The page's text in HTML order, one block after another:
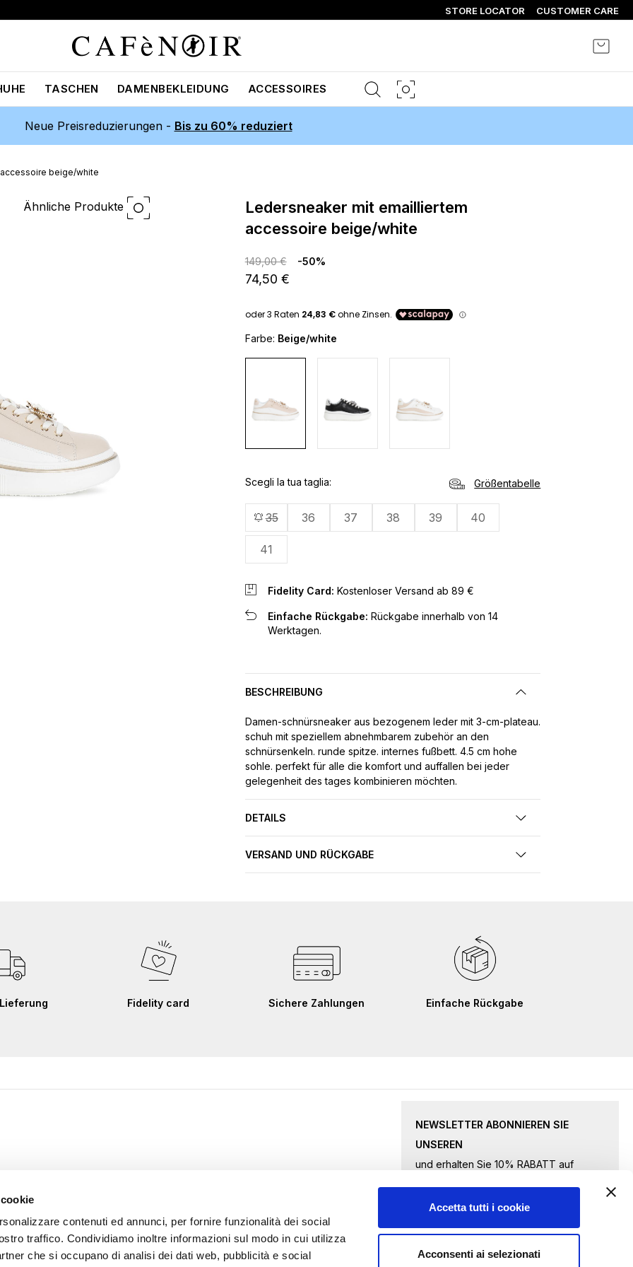
contenuti ed annunci, per fornire funzionalità dei social
traffico. Condividiamo inoltre informazioni sul modo in cui utilizza
che si occupano di analisi dei dati web, pubblicità e social
Accetta tutti i cookie
Acconsenti ai selezionati
STORE LOCATOR CUSTOMER CARE
Mein
TASCHEN DAMENBEKLEIDUNG ACCESSOIRES
Neue Preisreduzierungen - Bis zu 60% reduziert
beige/white
Ähnliche Produkte
ledersneaker mit emailliertem
accessoire beige/white
149,00 € -50%
74,50 €
Farbe: Beige/white
Scegli la tua taglia
35 36 37 38 39 40
41
Größentabelle
Fidelity Card: Kostenloser Versand ab 89 €
Einfache Rückgabe: Rückgabe innerhalb von 14
Werktagen.
BESCHREIBUNG
Damen-schnürsneaker aus bezogenem leder mit 3-cm-plateau.
schuh mit speziellem abnehmbarem zubehör an den
schnürsenkeln. runde spitze. internes fußbett. 4.5 cm hohe
sohle. perfekt für alle die komfort und auffallen bei jeder
gelegenheit des tages kombinieren möchten.
DETAILS
VERSAND UND RÜCKGABE
Fidelity card Sichere Zahlungen Einfache Rückgabe
NEWSLETTER ABONNIEREN SIE
UNSEREN
und erhalten Sie 10% RABATT auf
Sie
sich